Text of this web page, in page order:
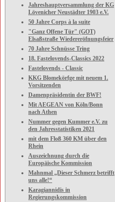
Jahreshauptversammlung der KG
Lövenicher Neustädter 1903 e.V.
50 Jahre Corps à la suite
"Ganz Offene Tür" (GOT)
Elsaßstraße Wiedereröfnungsfeier
70 Jahre Schnüsse Tring
18. Fastelovends-Classics 2022
Fastelovends - Classic
KKG Blomekörfge mit neuem 1.
Vorsitzenden
Damenpräsidentin der BWF!
Mit AEGEAN von Köln/Bonn
nach Athen
Nummer gegen Kummer e.V. zu
den Jahresstatistiken 2021
mit dem Floß 360 KM über den
Rhein
Auszeichnung durch die
Europäische Kommission
Mahnmal „Dieser Schmerz betrifft
uns alle!“
Karagiannidis in
Regierungskommission